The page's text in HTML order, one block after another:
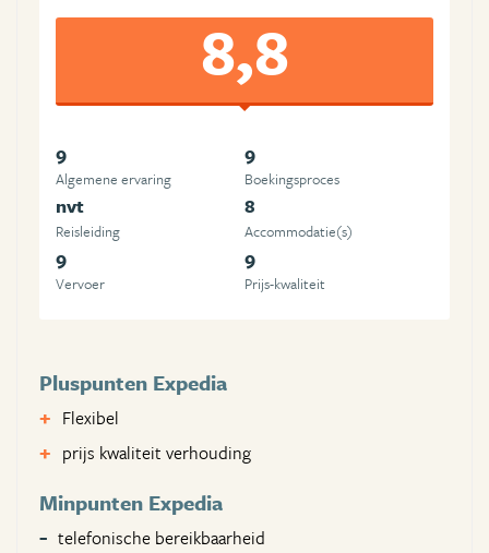
8,8
9
Algemene ervaring
9
Boekingsproces
nvt
Reisleiding
8
Accommodatie(s)
9
Vervoer
9
Prijs-kwaliteit
Pluspunten Expedia
Flexibel
prijs kwaliteit verhouding
Minpunten Expedia
telefonische bereikbaarheid